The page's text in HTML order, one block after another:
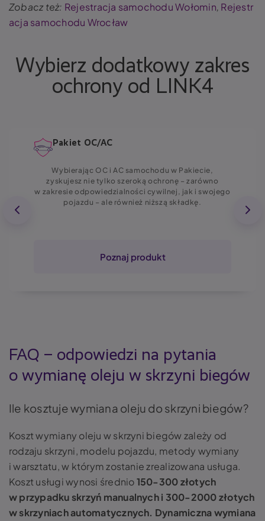
Zobacz też: Rejestracja samochodu Wołomin, Rejestr
acja samochodu Wrocław
Wybierz dodatkowy zakres
ochrony od LINK4
Pakiet OC/AC
Wybierając OC i AC samochodu w Pakiecie,
zyskujesz nie tylko szeroką ochronę – zarówno
w zakresie odpowiedzialności cywilnej, jak i swojego
pojazdu – ale również niższą składkę.
Poznaj produkt
FAQ – odpowiedzi na pytania
o wymianę oleju w skrzyni biegów
Ile kosztuje wymiana oleju do skrzyni biegów?
Koszt wymiany oleju w skrzyni biegów zależy od
rodzaju skrzyni, modelu pojazdu, metody wymiany
i warsztatu, w którym zostanie zrealizowana usługa.
Koszt usługi wynosi średnio150-300 złotych
w przypadku skrzyń manualnych i 300-2000 złotych
w skrzyniach automatycznych. Dynamiczna wymiana